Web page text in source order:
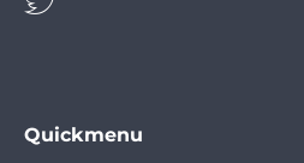
Quickmenu